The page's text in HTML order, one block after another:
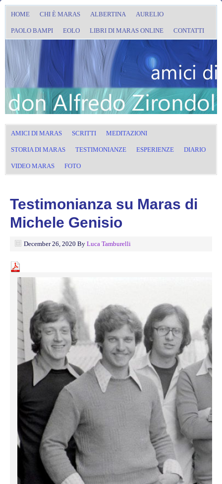
HOME CHI È MARAS ALBERTINA AURELIO
PAOLO BAMPI EOLO LIBRI DI MARAS ONLINE CONTATTI
AMICI DI MARAS SCRITTI MEDITAZIONI
STORIA DI MARAS TESTIMONIANZE ESPERIENZE DIARIO
VIDEO MARAS FOTO
Testimonianza su Maras di
Michele Genisio
December 26, 2020 By Luca Tamburelli